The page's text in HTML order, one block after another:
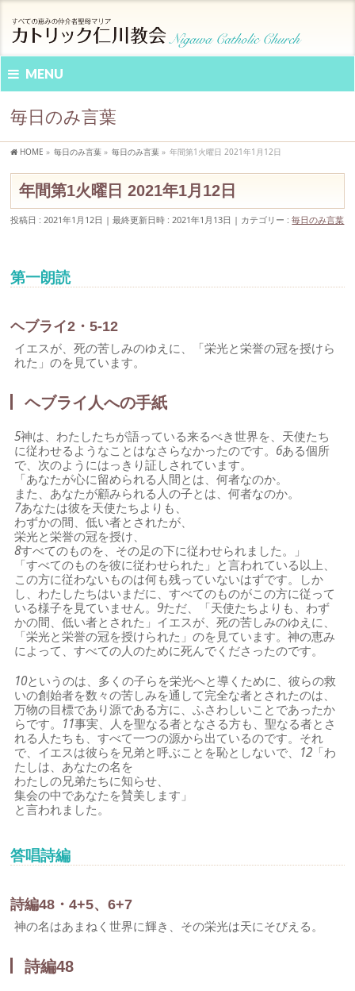
MENU
毎日のみ言葉
HOME » 毎日のみ言葉 » 毎日のみ言葉 » 年間第1火曜日 2021年1月12日
年間第1火曜日 2021年1月12日
投稿日 : 2021年1月12日 最終更新日時 : 2021年1月13日 カテゴリー :毎日のみ言葉
第一朗読
ヘブライ2・5-12
イエスが、死の苦しみのゆえに、「栄光と栄誉の冠を授けら
れた」のを見ています。
ヘブライ人への手紙
5神は、わたしたちが語っている来るべき世界を、天使たち
に従わせるようなことはなさらなかったのです。 6ある個所
で、次のようにはっきり証しされています。
「あなたが心に留められる人間とは、何者なのか。
また、あなたが顧みられる人の子とは、何者なのか。
7あなたは彼を天使たちよりも、
わずかの間、低い者とされたが、
栄光と栄誉の冠を授け、
8すべてのものを、その足の下に従わせられました。」
「すべてのものを彼に従わせられた」と言われている以上、
この方に従わないものは何も残っていないはずです。しか
し、わたしたちはいまだに、すべてのものがこの方に従って
いる様子を見ていません。9ただ、「天使たちよりも、わず
かの間、低い者とされた」イエスが、死の苦しみのゆえに、
「栄光と栄誉の冠を授けられた」のを見ています。神の恵み
によって、すべての人のために死んでくださったのです。
10というのは、多くの子らを栄光へと導くために、彼らの救
いの創始者を数々の苦しみを通して完全な者とされたのは、
万物の目標であり源である方に、ふさわしいことであったか
らです。 11事実、人を聖なる者となさる方も、聖なる者とさ
れる人たちも、すべて一つの源から出ているのです。それ
で、イエスは彼らを兄弟と呼ぶことを恥としないで、 12 「わ
たしは、あなたの名を
わたしの兄弟たちに知らせ、
集会の中であなたを賛美します」
と言われました。
答唱詩編
詩編48・4+5、6+7
神の名はあまねく世界に輝き、その栄光は天にそびえる。
詩編48